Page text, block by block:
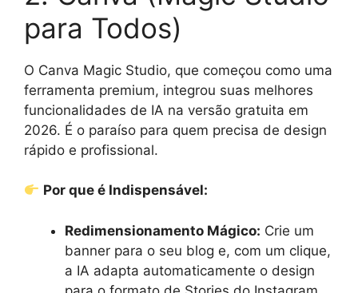
para Todos)
O Canva Magic Studio, que começou como uma
ferramenta premium, integrou suas melhores
funcionalidades de IA na versão gratuita em
2026. É o paraíso para quem precisa de design
rápido e profissional.
Por que é Indispensável:
Redimensionamento Mágico: Crie um
banner para o seu blog e, com um clique,
a IA adapta automaticamente o design